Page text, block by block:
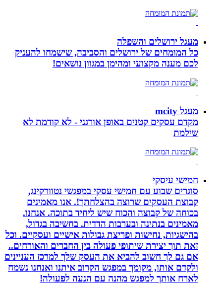
מעגל ירושלים והשפלה
כל המומחים של ירושלים והסביבה, שישמחו להעניק
לכם מענה מקצועי ומהימן במגוון נושאים!
מעגל mcity
מקדם עסקים קטנים באופן אורגני - לא קודמת לא
שילמת
חמישי עיסקי
סוגרים שבוע עם חמישי עסקי במפגשי נטוורקינג,
קבוצת העסקים שרוצה בהצלחתך!. אנו מאמינים
בכוחה של קבוצה והכוח שיש ליחיד בתוכה. אנחנו.
מאמינים בנתינה ובערבות הדדית. בחשיבה בגדול,
בהישגיות, נחישות ופריצת גבולות אישיים ועסקיים. וכל
זאת תוך יצירת שיתופי פעולה בין החברים והאורחים..
אם גם לך חשוב להביא את העסק שלך למרכז העניינים
ולקדם אותו, מקומך במפגש הקרוב איתנו ואנחנו נשמח
לארח אותך למפגש מהנה עם הנעה לפעולה!